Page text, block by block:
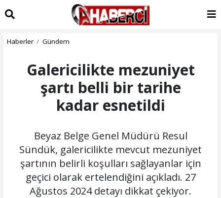
Haberler Gündem
Galericilikte mezuniyet
şartı belli bir tarihe
kadar esnetildi
Beyaz Belge Genel Müdürü Resul
Sündük, galericilikte mevcut mezuniyet
şartının belirli koşulları sağlayanlar için
geçici olarak ertelendiğini açıkladı. 27
Ağustos 2024 detayı dikkat çekiyor.